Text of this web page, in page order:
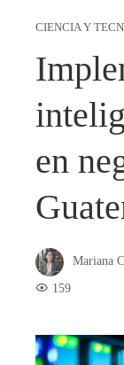
CIENCIA Y
en
Mariana
159